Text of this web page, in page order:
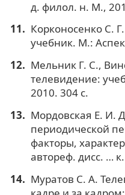
д. филол. н. М.,
Корконосенко С.
учебник. М.:
Мельник Г. С.,
телевидение:
2010. 304 с.
Мордовская Е. И.
периодической
факторы,
автореф. дисс. …
Муратов С. А.